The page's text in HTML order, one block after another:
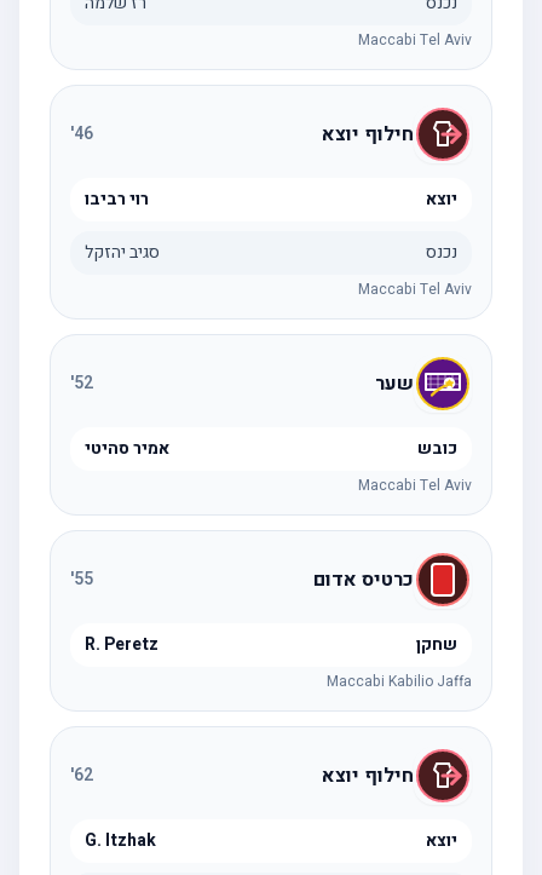
Maccabi Tel Aviv
חילוף יוצא 46
'
יוצא רוי רביבו
נכנס סגיב יהזקל
Maccabi Tel Aviv
שער 52
'
כובש אמיר סהיטי
Maccabi Tel Aviv
כרטיס אדום 55
'
שחקן R. Peretz
Maccabi Kabilio Jaffa
חילוף יוצא 62
'
יוצא G. Itzhak